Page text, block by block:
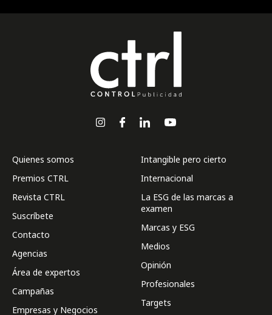
Quienes somos
Premios CTRL
Revista CTRL
Suscríbete
Contacto
Agencias
Área de expertos
Campañas
Empresas y Negocios
Intangible pero cierto
Internacional
La ESG de las marcas a
examen
Marcas y ESG
Medios
Opinión
Profesionales
Targets